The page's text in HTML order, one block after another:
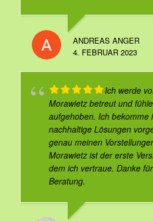
ANDREAS ANGER
4. FEBRUAR 2023
Ich werde
Morawietz betreut und
aufgehoben. Ich bekomme
nachhaltige Lösungen
genau meinen
Morawietz ist der erste
dem ich vertraue. Danke
Beratung.